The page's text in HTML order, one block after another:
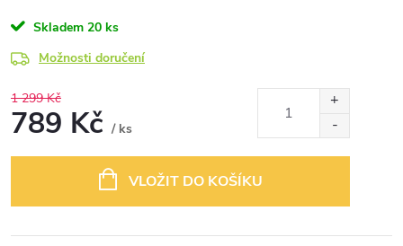
Skladem 20 ks
Možnosti doručení
1 299 Kč
789 Kč / ks
VLOŽIT DO KOŠÍKU